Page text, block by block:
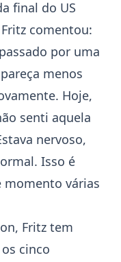
final do US
comentou:
por uma
menos
Hoje,
senti aquela
nervoso,
Isso é
momento várias
, Fritz tem
cinco